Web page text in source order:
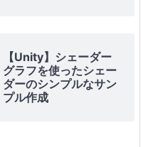
【Unity】シェーダー
グラフを使ったシェー
ダーのシンプルなサン
プル作成